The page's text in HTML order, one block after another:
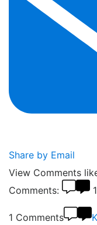
Share by Email
View Comments
Comments:
1
1 Comments